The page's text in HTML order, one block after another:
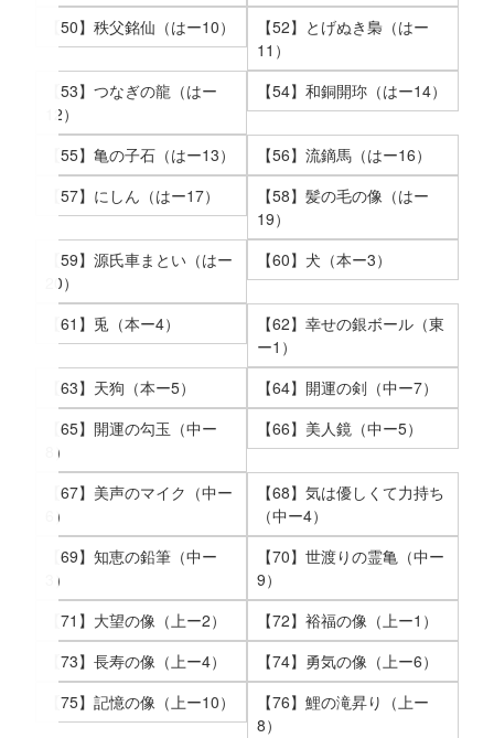
【50】秩父銘仙（はー10）
【52】とげぬき梟（はー
11）
【53】つなぎの龍（はー
12）
【54】和銅開珎（はー14）
【55】亀の子石（はー13）
【56】流鏑馬（はー16）
【57】にしん（はー17）
【58】髪の毛の像（はー
19）
【59】源氏車まとい（はー
20）
【60】犬（本ー3）
【61】兎（本ー4）
【62】幸せの銀ボール（東
ー1）
【63】天狗（本ー5）
【64】開運の剣（中ー7）
【65】開運の勾玉（中ー
8）
【66】美人鏡（中ー5）
【67】美声のマイク（中ー
6）
【68】気は優しくて力持ち
（中ー4）
【69】知恵の鉛筆（中ー
3）
【70】世渡りの霊亀（中ー
9）
【71】大望の像（上ー2）
【72】裕福の像（上ー1）
【73】長寿の像（上ー4）
【74】勇気の像（上ー6）
【75】記憶の像（上ー10）
【76】鯉の滝昇り（上ー
8）